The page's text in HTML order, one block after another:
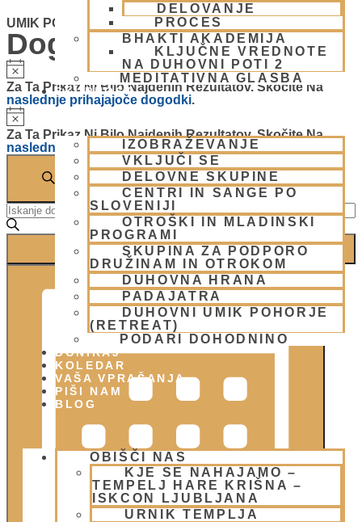
DELOVANJE
PROCES
BHAKTI AKADEMIJA
KLJUČNE VREDNOTE
NA DUHOVNI POTI 2
MEDITATIVNA GLASBA
SKUPNOST
IZOBRAŽEVANJE
VKLJUČI SE
DELOVNE SKUPINE
CENTRI IN SANGE PO
SLOVENIJI
OTROŠKI IN MLADINSKI
PROGRAMI
SKUPINA ZA PODPORO
DRUŽINAM IN OTROKOM
DUHOVNA HRANA
PADAJATRA
DUHOVNI UMIK POHORJE
(RETREAT)
PODARI DOHODNINO
DONIRAJ
KOLEDAR
VAŠA VPRAŠANJA
PIŠI NAM
BLOG
OBIŠČI NAS
KJE SE NAHAJAMO –
TEMPELJ HARE KRIŠNA –
ISKCON LJUBLJANA
URNIK TEMPLJA
UMIK POHORJE SMOLNIK
Dogodki
Notice
Za Ta Prikaz Ni Bilo Najdenih Rezultatov. Skočite Na
naslednje prihajajoče dogodki.
Notice
Za Ta Prikaz Ni Bilo Najdenih Rezultatov. Skočite Na
naslednje prihajajoče dogodki.
Dogodki
Navigacija
Za
Iskanje
Oglede
ISKANJE
Vnesite
Ključno
Besedo.
Dogodki
Ključni
NAJDI DOGODKI
Dogodek
Pogledi
Navigacije